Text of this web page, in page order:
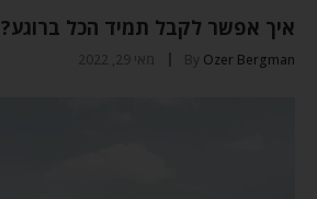
איך אפשר לקבל תמיד הכל ברוגע?
By Ozer Bergman מאי 29, 2022